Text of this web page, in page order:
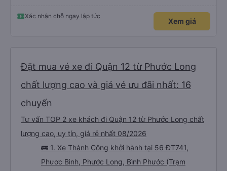
Xác nhận chỗ ngay lập tức
Xem giá
Đặt mua vé xe đi Quận 12 từ Phước Long
chất lượng cao và giá vé ưu đãi nhất: 16
chuyến
Tư vấn TOP 2 xe khách đi Quận 12 từ Phước Long chất
lượng cao, uy tín, giá rẻ nhất 08/2026
🚌 1. Xe Thành Công khởi hành tại 56 ĐT741,
Phươc Bình, Phước Long, Bình Phước (Trạm